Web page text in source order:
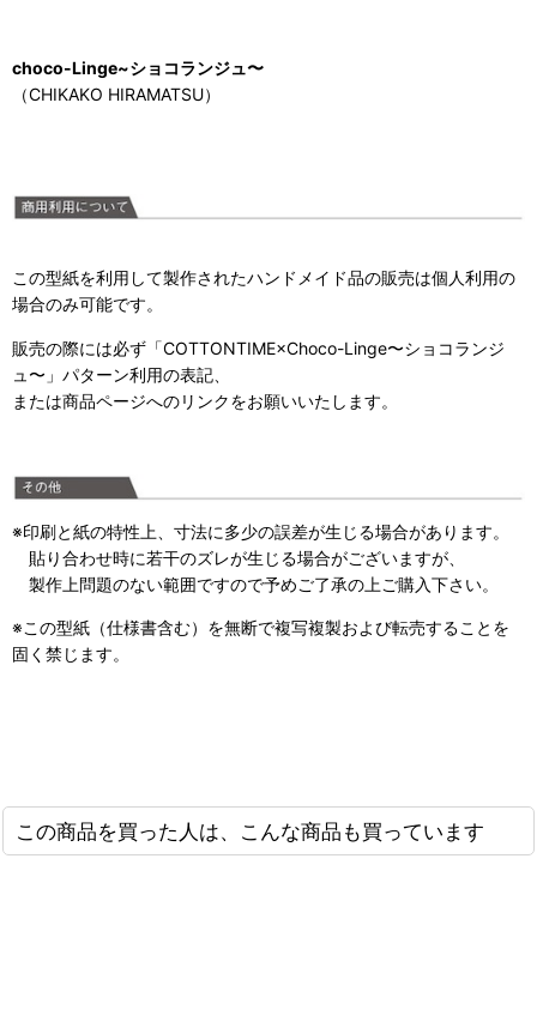
choco-Linge~ショコランジュ〜
（CHIKAKO HIRAMATSU）
この型紙を利用して製作されたハンドメイド品の販売は個人利用の
場合のみ可能です。
販売の際には必ず「COTTONTIME×Choco-Linge〜ショコランジ
ュ〜」パターン利用の表記、
または商品ページへのリンクをお願いいたします。
※印刷と紙の特性上、寸法に多少の誤差が生じる場合があります。
貼り合わせ時に若干のズレが生じる場合がございますが、
製作上問題のない範囲ですので予めご了承の上ご購入下さい。
※この型紙（仕様書含む）を無断で複写複製および転売することを
固く禁じます。
この商品を買った人は、こんな商品も買っています